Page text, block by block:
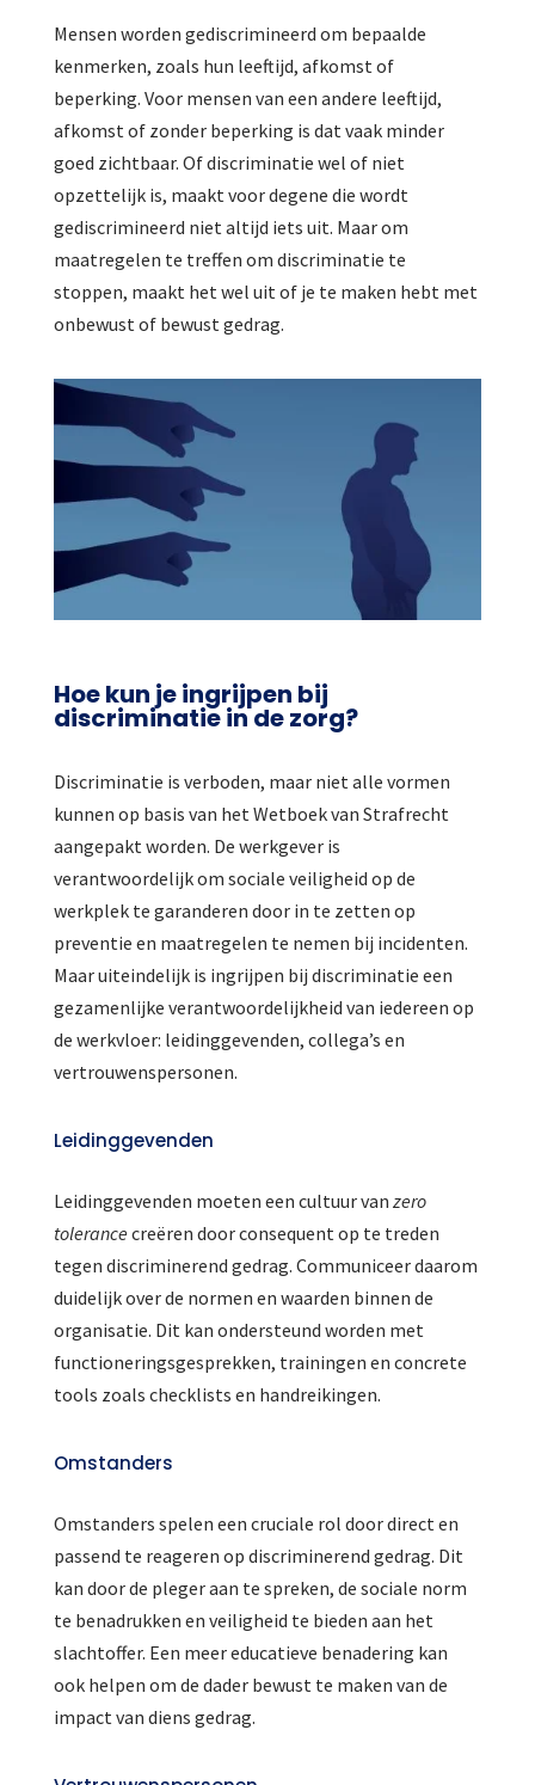
Mensen worden gediscrimineerd om bepaalde
kenmerken, zoals hun leeftijd, afkomst of
beperking. Voor mensen van een andere leeftijd,
afkomst of zonder beperking is dat vaak minder
goed zichtbaar. Of discriminatie wel of niet
opzettelijk is, maakt voor degene die wordt
gediscrimineerd niet altijd iets uit. Maar om
maatregelen te treffen om discriminatie te
stoppen, maakt het wel uit of je te maken hebt met
onbewust of bewust gedrag.
Hoe kun je ingrijpen bij
discriminatie in de zorg?
Discriminatie is verboden, maar niet alle vormen
kunnen op basis van het Wetboek van Strafrecht
aangepakt worden. De werkgever is
verantwoordelijk om sociale veiligheid op de
werkplek te garanderen door in te zetten op
preventie en maatregelen te nemen bij incidenten.
Maar uiteindelijk is ingrijpen bij discriminatie een
gezamenlijke verantwoordelijkheid van iedereen op
de werkvloer: leidinggevenden, collega’s en
vertrouwenspersonen.
Leidinggevenden
Leidinggevenden moeten een cultuur van zero
tolerance creëren door consequent op te treden
tegen discriminerend gedrag. Communiceer daarom
duidelijk over de normen en waarden binnen de
organisatie. Dit kan ondersteund worden met
functioneringsgesprekken, trainingen en concrete
tools zoals checklists en handreikingen.
Omstanders
Omstanders spelen een cruciale rol door direct en
passend te reageren op discriminerend gedrag. Dit
kan door de pleger aan te spreken, de sociale norm
te benadrukken en veiligheid te bieden aan het
slachtoffer. Een meer educatieve benadering kan
ook helpen om de dader bewust te maken van de
impact van diens gedrag.